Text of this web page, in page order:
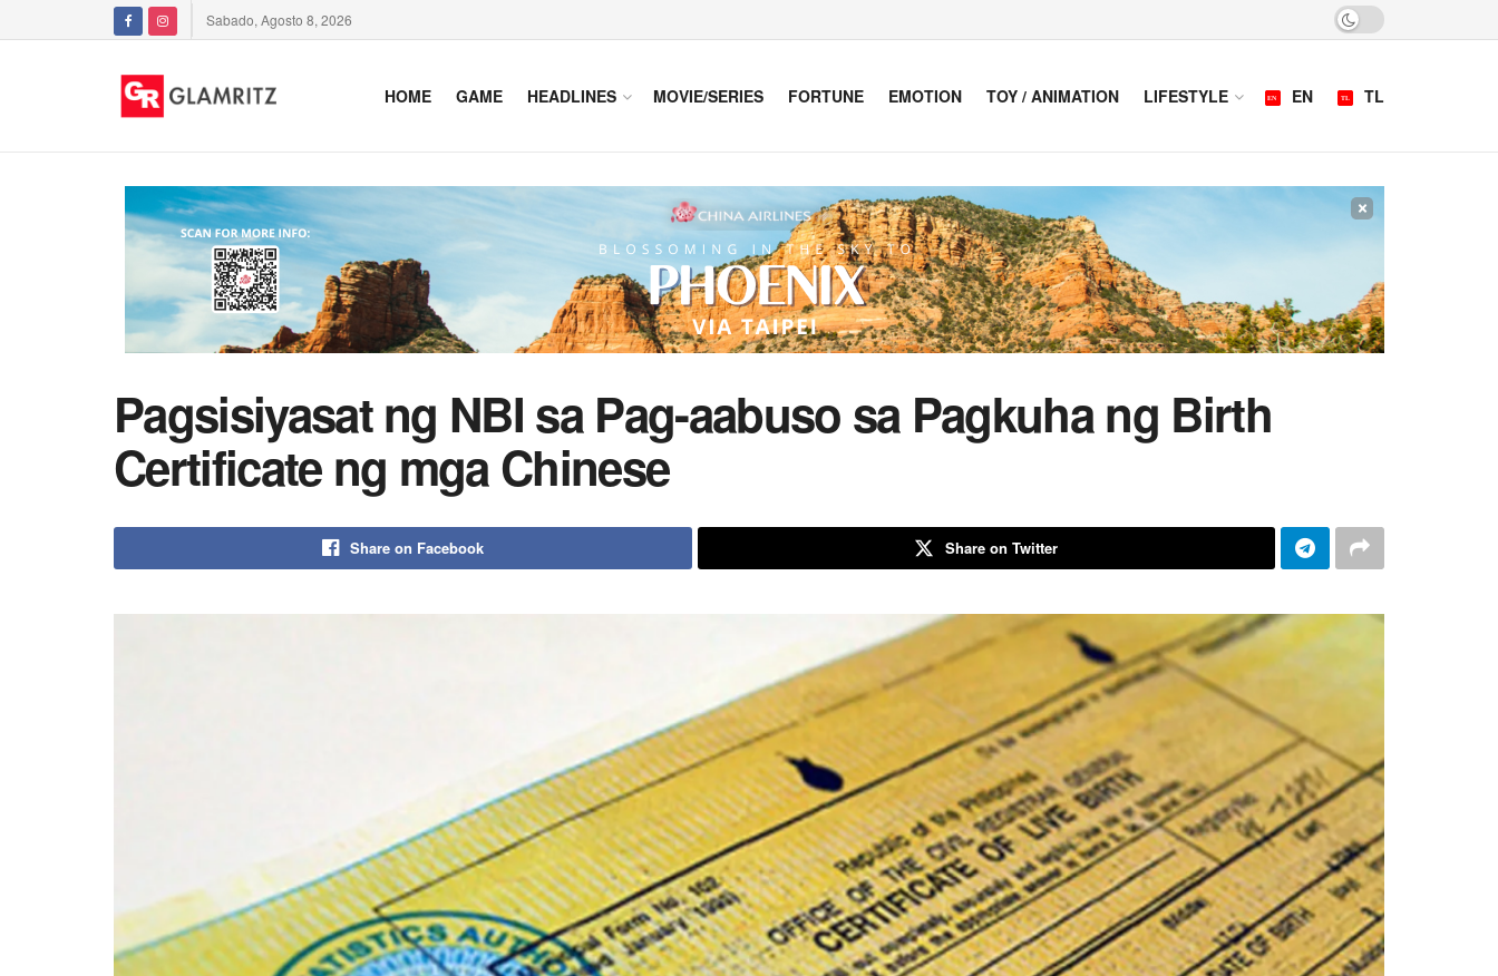
Sabado, Agosto 8, 2026
HOME GAME HEADLINES MOVIE/SERIES FORTUNE EMOTION TOY / ANIMATION LIFESTYLE EN TL
×
Pagsisiyasat ng NBI sa Pag-aabuso sa Pagkuha ng Birth
Certificate ng mga Chinese
Share on Facebook Share on Twitter